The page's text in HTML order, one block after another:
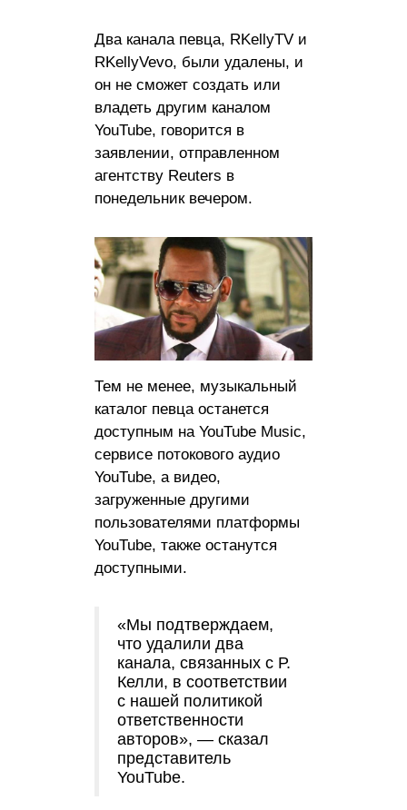
Два канала певца, RKellyTV и
RKellyVevo, были удалены, и
он не сможет создать или
владеть другим каналом
YouTube, говорится в
заявлении, отправленном
агентству Reuters в
понедельник вечером.
Тем не менее, музыкальный
каталог певца останется
доступным на YouTube Music,
сервисе потокового аудио
YouTube, а видео,
загруженные другими
пользователями платформы
YouTube, также останутся
доступными.
«Мы подтверждаем,
что удалили два
канала, связанных с Р.
Келли, в соответствии
с нашей политикой
ответственности
авторов», — сказал
представитель
YouTube.